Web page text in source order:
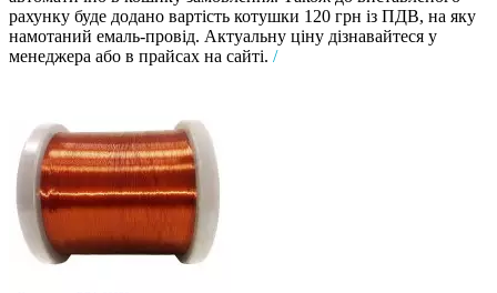
рахунку буде додано вартість котушки 120 грн із ПДВ, на яку
намотаний емаль-провід. Актуальну ціну дізнавайтеся у
менеджера або в прайсах на сайті. /